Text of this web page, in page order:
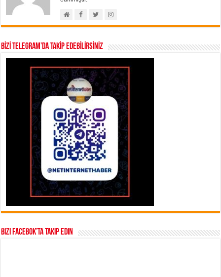
BİZİ TELEGRAM’DA TAKİP EDEBİLİRSİNİZ
Bizi Facebok’ta takip edin